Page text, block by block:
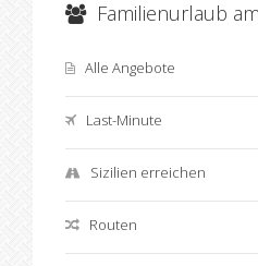
Familienurlaub
Alle Angebote
Last-Minute
Sizilien erreichen
Routen